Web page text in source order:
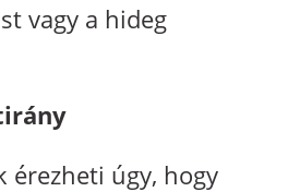
vagy a hideg
érezheti úgy, hogy